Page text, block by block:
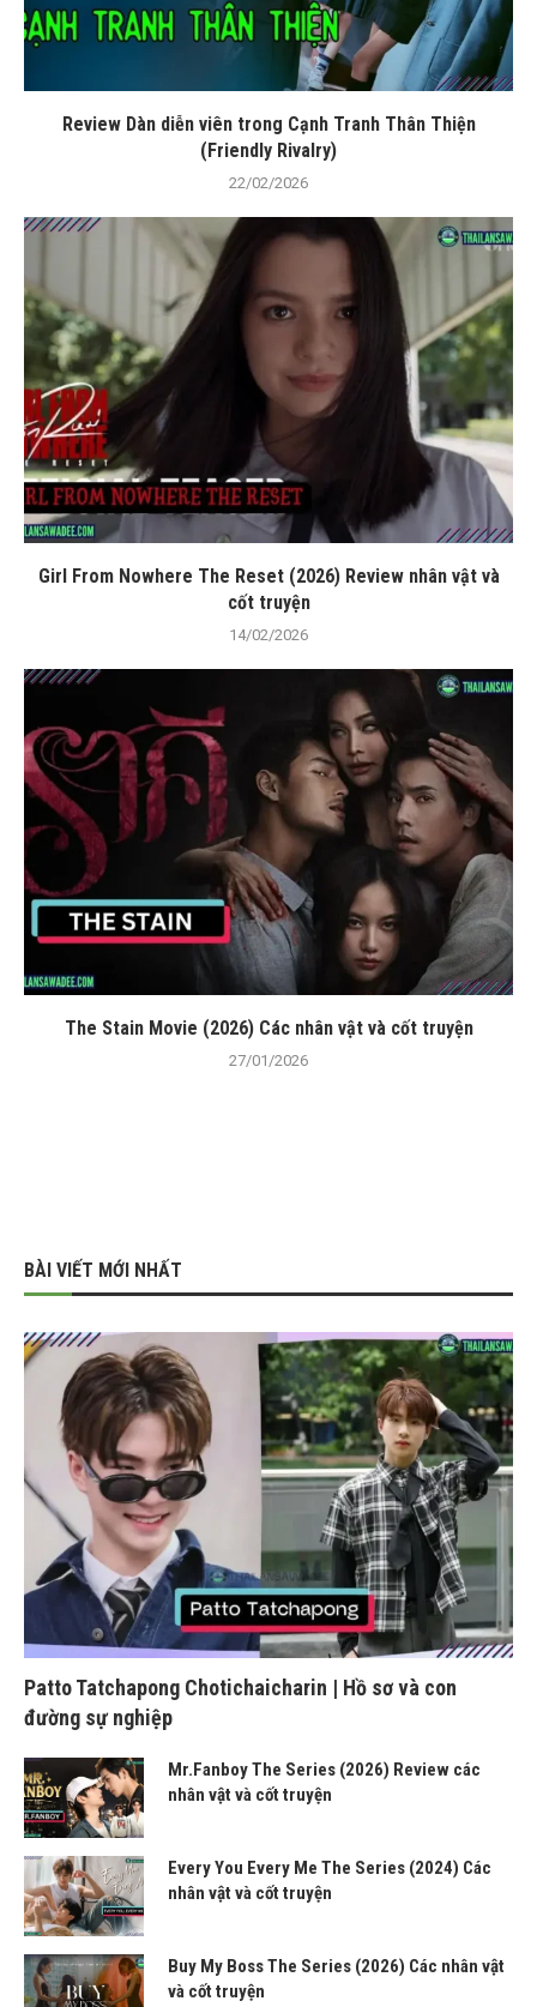
Review Dàn diễn viên trong Cạnh Tranh Thân Thiện
(Friendly Rivalry)
22/02/2026
Girl From Nowhere The Reset (2026) Review nhân vật và
cốt truyện
14/02/2026
The Stain Movie (2026) Các nhân vật và cốt truyện
27/01/2026
BÀI VIẾT MỚI NHẤT
Patto Tatchapong Chotichaicharin | Hồ sơ và con
đường sự nghiệp
Mr.Fanboy The Series (2026) Review các
nhân vật và cốt truyện
Every You Every Me The Series (2024) Các
nhân vật và cốt truyện
Buy My Boss The Series (2026) Các nhân vật
và cốt truyện